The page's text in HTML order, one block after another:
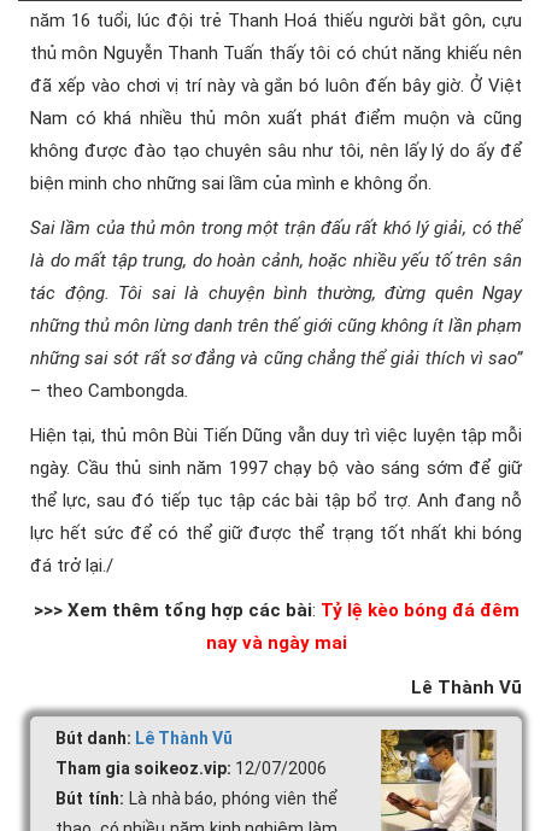
năm 16 tuổi, lúc đội trẻ Thanh Hoá thiếu người bắt gôn, cựu
thủ môn Nguyễn Thanh Tuấn thấy tôi có chút năng khiếu nên
đã xếp vào chơi vị trí này và gắn bó luôn đến bây giờ. Ở Việt
Nam có khá nhiều thủ môn xuất phát điểm muộn và cũng
không được đào tạo chuyên sâu như tôi, nên lấy lý do ấy để
biện minh cho những sai lầm của mình e không ổn.
Sai lầm của thủ môn trong một trận đấu rất khó lý giải, có thể
là do mất tập trung, do hoàn cảnh, hoặc nhiều yếu tố trên sân
tác động. Tôi sai là chuyện bình thường, đừng quên Ngay
những thủ môn lừng danh trên thế giới cũng không ít lần phạm
những sai sót rất sơ đẳng và cũng chẳng thể giải thích vì sao”
– theo Cambongda.
Hiện tại, thủ môn Bùi Tiến Dũng vẫn duy trì việc luyện tập mỗi
ngày. Cầu thủ sinh năm 1997 chạy bộ vào sáng sớm để giữ
thể lực, sau đó tiếp tục tập các bài tập bổ trợ. Anh đang nỗ
lực hết sức để có thể giữ được thể trạng tốt nhất khi bóng
đá trở lại./
>>> Xem thêm tổng hợp các bài: Tỷ lệ kèo bóng đá đêm
nay và ngày mai
Lê Thành Vũ
Bút danh: Lê Thành Vũ
Tham gia soikeoz.vip: 12/07/2006
Bút tính: Là nhà báo, phóng viên thể